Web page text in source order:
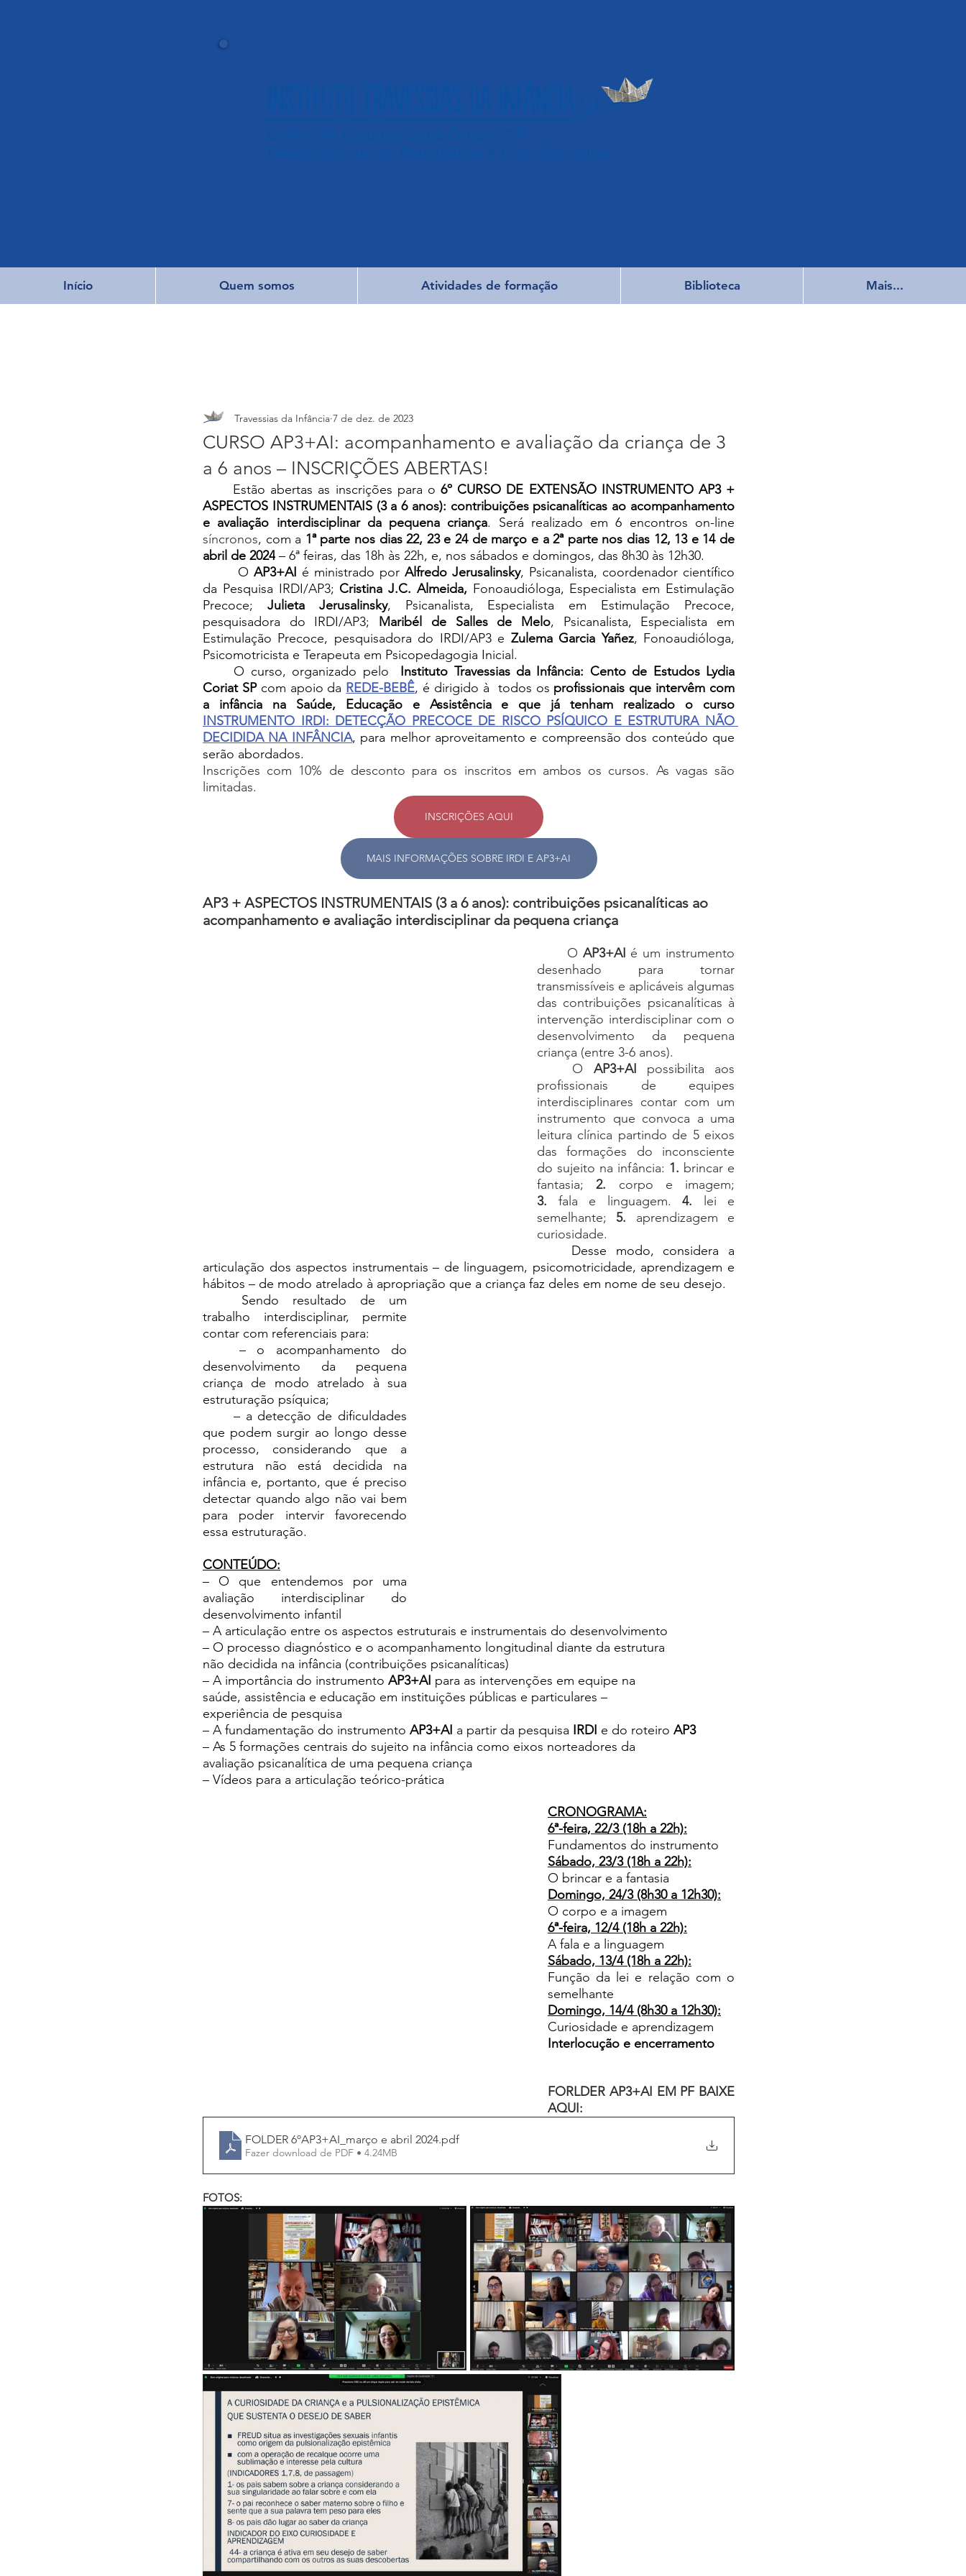
Início Quem somos Atividades de formação Biblioteca Mais...
CURSO AP3+AI: acompanhamento e avaliação da criança de 3
a 6 anos – INSCRIÇÕES ABERTAS!
Travessias da Infância 7 de dez. de 2023
Estão abertas as inscrições para o 6º CURSO DE EXTENSÃO INSTRUMENTO AP3 +
ASPECTOS INSTRUMENTAIS (3 a 6 anos): contribuições psicanalíticas ao acompanhamento
e avaliação interdisciplinar da pequena criança
síncronos, com a 1ª parte nos dias 22, 23 e 24 de março e a 2ª parte nos dias 12, 13 e 14 de
abril de 2024 – 6ª feiras, das 18h às 22h, e, nos sábados e domingos, das 8h30 às 12h30.
	 O
AP3+AI é ministrado por Alfredo Jerusalinsky, Psicanalista, coordenador científico
da Pesquisa IRDI/AP3; Cristina J.C. Almeida, Fonoaudióloga, Especialista em Estimulação
Precoce; Julieta Jerusalinsky,
Psicanalista, Especialista em Estimulação Precoce,
pesquisadora do IRDI/AP3; Maribél de Salles de Melo, Psicanalista, Especialista em
Estimulação Precoce, pesquisadora do IRDI/AP3 e Zulema Garcia Yañez, Fonoaudióloga,
Psicomotricista e Terapeuta em Psicopedagogia Inicial.
	O curso, organizado pelo
Instituto Travessias da Infância: Cento de Estudos Lydia
Coriat SP com apoio da REDE-BEBÊ, é dirigido à  todos os profissionais que intervêm com
INSTRUMENTO IRDI: DETECÇÃO PRECOCE DE RISCO PSÍQUICO E ESTRUTURA NÃO
DECIDIDA NA INFÂNCIA, para melhor aproveitamento e compreensão dos conteúdo que
serão abordados.
Inscrições com 10% de desconto para os inscritos em ambos os cursos. As vagas são
limitadas.
INSCRIÇÕES AQUI
MAIS INFORMAÇÕES SOBRE IRDI E AP3+AI
AP3 + ASPECTOS INSTRUMENTAIS (3 a 6 anos): contribuições psicanalíticas ao
acompanhamento e avaliação interdisciplinar da pequena criança
	O
AP3+AI é um instrumento
desenhado para tornar
transmissíveis e aplicáveis algumas
das contribuições psicanalíticas à
intervenção interdisciplinar com o
desenvolvimento da pequena
criança (entre 3-6 anos).
	O
AP3+AI possibilita aos
profissionais de equipes
interdisciplinares contar com um
instrumento que convoca a uma
leitura clínica partindo de 5 eixos
das formações do inconsciente
do sujeito na infância: 1. brincar e
fantasia; 2.
3. fala e linguagem. 4. lei e
semelhante; 5. aprendizagem e
curiosidade.
articulação dos aspectos instrumentais – de linguagem, psicomotricidade, aprendizagem e
hábitos – de modo atrelado à apropriação que a criança faz deles em nome de seu desejo.
trabalho interdisciplinar, permite
contar com referenciais para:
desenvolvimento da pequena
criança de modo atrelado à sua
estruturação psíquica;
que podem surgir ao longo desse
processo, considerando que a
estrutura não está decidida na
infância e, portanto, que é preciso
detectar quando algo não vai bem
para poder intervir favorecendo
essa estruturação.
CONTEÚDO:
– O que entendemos por uma
avaliação interdisciplinar do
desenvolvimento infantil
– A articulação entre os aspectos estruturais e instrumentais do desenvolvimento
– O processo diagnóstico e o acompanhamento longitudinal diante da estrutura
não decidida na infância (contribuições psicanalíticas)
– A importância do instrumento AP3+AI para as intervenções em equipe na
saúde, assistência e educação em instituições públicas e particulares –
experiência de pesquisa
– A fundamentação do instrumento AP3+AI a partir da pesquisa IRDI e do roteiro AP3
– As 5 formações centrais do sujeito na infância como eixos norteadores da
avaliação psicanalítica de uma pequena criança
– Vídeos para a articulação teórico-prática
CRONOGRAMA:
6ª-feira, 22/3 (18h a 22h):
Fundamentos do instrumento
Sábado, 23/3 (18h a 22h):
O brincar e a fantasia
Domingo, 24/3 (8h30 a 12h30):
O corpo e a imagem
6ª-feira, 12/4 (18h a 22h):
A fala e a linguagem
Sábado, 13/4 (18h a 22h):
Função da lei e relação com o
semelhante
Domingo, 14/4 (8h30 a 12h30):
Curiosidade e aprendizagem
Interlocução e encerramento
FORLDER AP3+AI EM PF BAIXE
AQUI:
FOLDER 6ºAP3+AI_março e abril 2024.pdf
Fazer download de PDF • 4.24MB
FOTOS: